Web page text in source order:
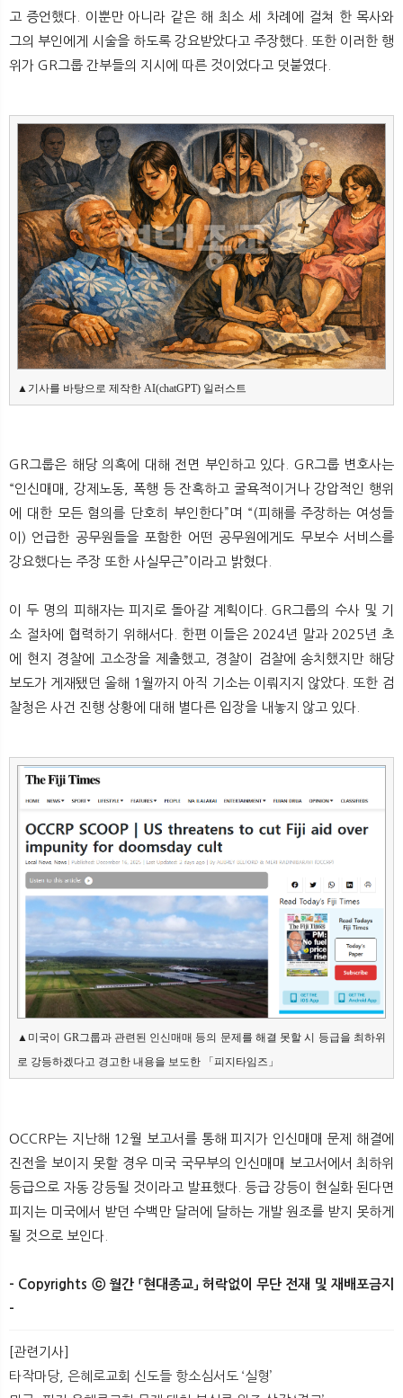
고 증언했다. 이뿐만 아니라 같은 해 최소 세 차례에 걸쳐 한 목사와
그의 부인에게 시술을 하도록 강요받았다고 주장했다. 또한 이러한 행
위가 GR그룹 간부들의 지시에 따른 것이었다고 덧붙였다.
▲기사를 바탕으로 제작한 AI(chatGPT) 일러스트
GR그룹은 해당 의혹에 대해 전면 부인하고 있다. GR그룹 변호사는
“인신매매, 강제노동, 폭행 등 잔혹하고 굴욕적이거나 강압적인 행위
에 대한 모든 혐의를 단호히 부인한다”며 “(피해를 주장하는 여성들
이) 언급한 공무원들을 포함한 어떤 공무원에게도 무보수 서비스를
강요했다는 주장 또한 사실무근”이라고 밝혔다.
이 두 명의 피해자는 피지로 돌아갈 계획이다. GR그룹의 수사 및 기
소 절차에 협력하기 위해서다. 한편 이들은 2024년 말과 2025년 초
에 현지 경찰에 고소장을 제출했고, 경찰이 검찰에 송치했지만 해당
보도가 게재됐던 올해 1월까지 아직 기소는 이뤄지지 않았다. 또한 검
찰청은 사건 진행 상황에 대해 별다른 입장을 내놓지 않고 있다.
▲미국이 GR그룹과 관련된 인신매매 등의 문제를 해결 못할 시 등급을 최하위
로 강등하겠다고 경고한 내용을 보도한 「피지타임즈」
OCCRP는 지난해 12월 보고서를 통해 피지가 인신매매 문제 해결에
진전을 보이지 못할 경우 미국 국무부의 인신매매 보고서에서 최하위
등급으로 자동 강등될 것이라고 발표했다. 등급 강등이 현실화 된다면
피지는 미국에서 받던 수백만 달러에 달하는 개발 원조를 받지 못하게
될 것으로 보인다.
- Copyrights ⓒ 월간 「현대종교」 허락없이 무단 전재 및 재배포금지
-
[관련기사]
타작마당, 은혜로교회 신도들 항소심서도 ‘실형’